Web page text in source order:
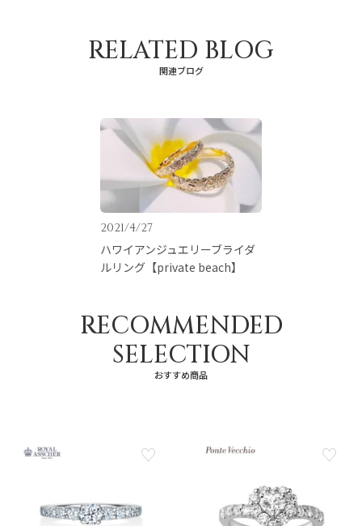
RELATED BLOG
関連ブログ
2021/4/27
ハワイアンジュエリーブライダ
ルリング【private beach】
RECOMMENDED
SELECTION
おすすめ商品